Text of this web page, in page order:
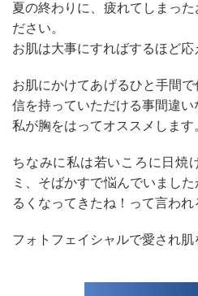
夏の終わりに、疲れてしまっ
ださい。
お肌は大事にすればするほど応
お肌にかけてあげるひと手間
信を持っていただける事間違い
私が胸をはってオススメします
ちなみに私は若いころに日焼
ミ、そばかすで悩んでいまし
るくなってきたね！って言われ
フォトフェイシャルで愛され肌